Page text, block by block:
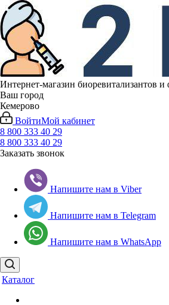
Интернет-магазин биоревитализантов и
Ваш город
Кемерово
ВойтиМой кабинет
8 800 333 40 29
8 800 333 40 29
Заказать звонок
Напишите нам в Viber
Напишите нам в Telegram
Напишите нам в WhatsApp
Каталог